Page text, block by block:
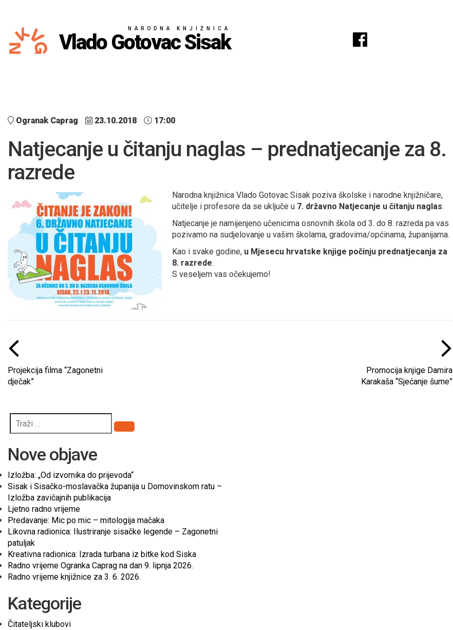
NARODNA KNJIŽNICA
Vlado Gotovac Sisak
Ogranak Caprag 23.10.2018 17:00
Natjecanje u čitanju naglas – prednatjecanje za 8.
razrede
Narodna knjižnica Vlado Gotovac Sisak poziva školske i narodne knjižničare,
učitelje i profesore da se uključe u 7. državno Natjecanje u čitanju naglas.
Natjecanje je namijenjeno učenicima osnovnih škola od 3. do 8. razreda pa vas
pozivamo na sudjelovanje u vašim školama, gradovima/općinama, županijama.
Kao i svake godine, u Mjesecu hrvatske knjige počinju prednatjecanja za
8. razrede.
S veseljem vas očekujemo!
Projekcija filma “Zagonetni
dječak”
Promocija knjige Damira
Karakaša “Sjećanje šume”
Pretraži
Nove objave
Izložba: „Od izvornika do prijevoda“
Sisak i Sisačko-moslavačka županija u Domovinskom ratu –
Izložba zavičajnih publikacija
Ljetno radno vrijeme
Predavanje: Mic po mic – mitologija mačaka
Likovna radionica: Ilustriranje sisačke legende – Zagonetni
patuljak
Kreativna radionica: Izrada turbana iz bitke kod Siska
Radno vrijeme Ogranka Caprag na dan 9. lipnja 2026.
Radno vrijeme knjižnice za 3. 6. 2026.
Kategorije
Čitateljski klubovi